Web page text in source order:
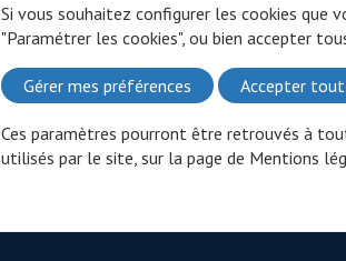
Si vous souhaitez configurer les cookies que
"Paramétrer les cookies", ou bien accepter
Gérer mes préférences Accepter tout
Ces paramètres pourront être retrouvés à
utilisés par le site, sur la page de Mentions